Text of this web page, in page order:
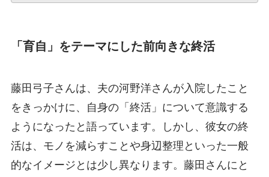
「育自」をテーマにした前向きな終活
藤田弓子さんは、夫の河野洋さんが入院したこと
をきっかけに、自身の「終活」について意識する
ようになったと語っています。しかし、彼女の終
活は、モノを減らすことや身辺整理といった一般
的なイメージとは少し異なります。藤田さんにと